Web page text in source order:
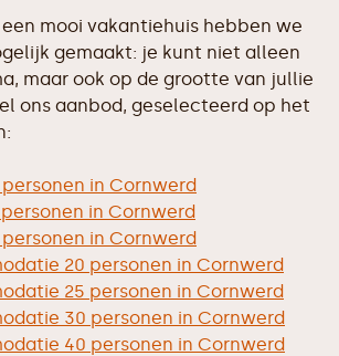
mooi vakantiehuis hebben we
gemaakt: je kunt niet alleen
maar ook op de grootte van jullie
ons aanbod, geselecteerd op het
in Cornwerd
in Cornwerd
in Cornwerd
20 personen in Cornwerd
25 personen in Cornwerd
30 personen in Cornwerd
40 personen in Cornwerd